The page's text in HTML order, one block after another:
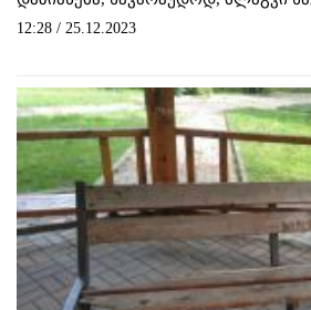
12:28 / 25.12.2023